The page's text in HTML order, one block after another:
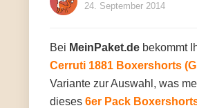
24. September 2014
Bei MeinPaket.de bekommt
Cerruti 1881 Boxershorts
Variante zur Auswahl, was
dieses 6er Pack